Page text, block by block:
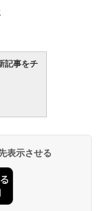
記事をチ
表示させる